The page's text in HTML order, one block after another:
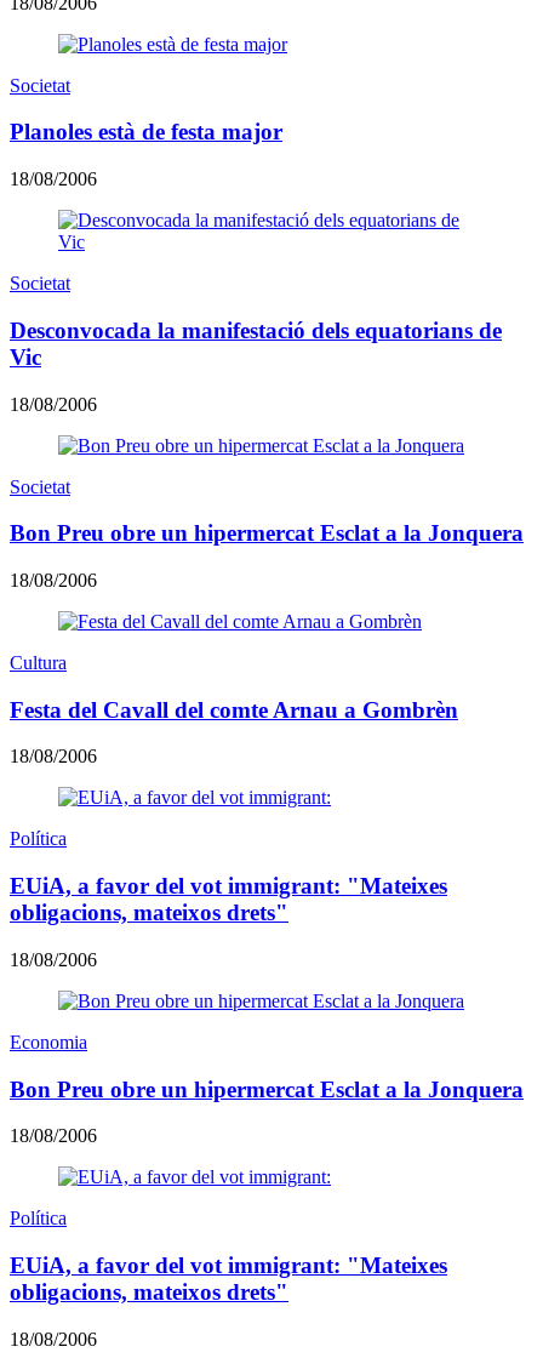
Societat
Planoles està de festa major
18/08/2006
Societat
Desconvocada la manifestació dels equatorians de
Vic
18/08/2006
Societat
Bon Preu obre un hipermercat Esclat a la Jonquera
18/08/2006
Cultura
Festa del Cavall del comte Arnau a Gombrèn
18/08/2006
Política
EUiA, a favor del vot immigrant: "Mateixes
obligacions, mateixos drets"
18/08/2006
Economia
Bon Preu obre un hipermercat Esclat a la Jonquera
18/08/2006
Política
EUiA, a favor del vot immigrant: "Mateixes
obligacions, mateixos drets"
18/08/2006